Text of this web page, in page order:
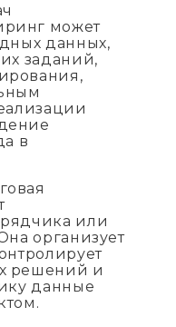
может
данных,
заданий,
в
или
организует
решений и
данные